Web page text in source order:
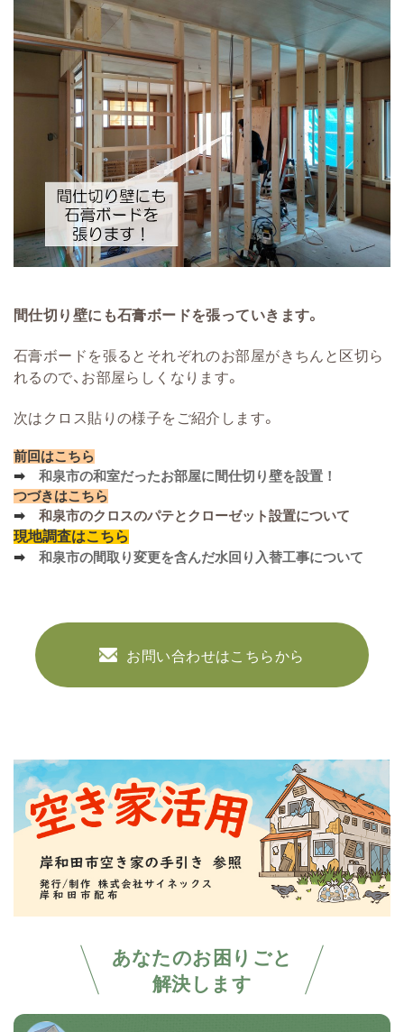
あなたのお困りごと
解決します
間仕切り壁にも石膏ボードを張っていきます。
石膏ボードを張るとそれぞれのお部屋がきちんと区切ら
れるので、お部屋らしくなります。
次はクロス貼りの様子をご紹介します。
前回はこちら
➡ 和泉市の和室だったお部屋に間仕切り壁を設置！
つづきはこちら
➡ 和泉市のクロスのパテとクローゼット設置について
現地調査はこちら
➡ 和泉市の間取り変更を含んだ水回り入替工事について
お問い合わせはこちらから